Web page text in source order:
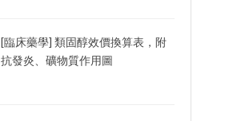
[臨床藥學] 類固醇效價換算表，附
抗發炎、礦物質作用圖